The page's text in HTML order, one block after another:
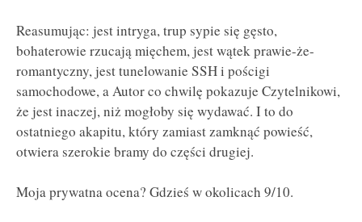
Reasumując: jest intryga, trup sypie się gęsto,
bohaterowie rzucają mięchem, jest wątek prawie-że-
romantyczny, jest tunelowanie SSH i pościgi
samochodowe, a Autor co chwilę pokazuje Czytelnikowi,
że jest inaczej, niż mogłoby się wydawać. I to do
ostatniego akapitu, który zamiast zamknąć powieść,
otwiera szerokie bramy do części drugiej.
Moja prywatna ocena? Gdzieś w okolicach 9/10.